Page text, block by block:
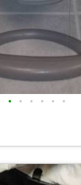
• • • • • •